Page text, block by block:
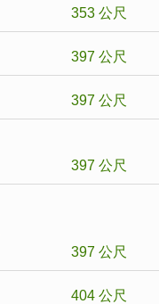
353 公尺
397 公尺
397 公尺
397 公尺
397 公尺
404 公尺